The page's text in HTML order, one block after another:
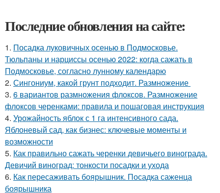
Последние обновления на сайте:
1. Посадка луковичных осенью в Подмосковье.
Тюльпаны и нарциссы осенью 2022: когда сажать в
Подмосковье, согласно лунному календарю
2. Сингониум, какой грунт подходит. Размножение
3. 6 вариантов размножения флоксов. Размножение
флоксов черенками: правила и пошаговая инструкция
4. Урожайность яблок с 1 га интенсивного сада.
Яблоневый сад, как бизнес: ключевые моменты и
возможности
5. Как правильно сажать черенки девичьего винограда.
Девичий виноград: тонкости посадки и ухода
6. Как пересаживать боярышник. Посадка саженца
боярышника